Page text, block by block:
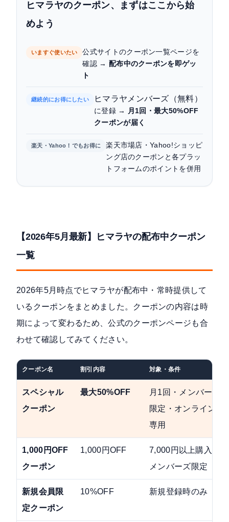
ヒマラヤのクーポン、まずはここから始
めよう
いますぐ使いたい
公式サイトのクーポン一覧ページを
確認 → 配布中のクーポンを即ゲッ
ト
継続的にお得にしたい ヒマラヤメンバーズ（無料）
に登録 →
月1回・最大50%OFF
クーポンが届く
楽天・Yahoo！でもお得に
楽天市場店・Yahoo!ショッピ
ング店のクーポンと各プラッ
トフォームのポイントを併用
【2026年5月最新】ヒマラヤの配布中クーポン
一覧
2026年5月時点でヒマラヤが配布中・常時提供して
いるクーポンをまとめました。クーポンの内容は時
期によって変わるため、公式のクーポンページ も合
わせて確認してみてください。
クーポン名 割引内容 対象・条件
スペシャル
クーポン
最大50%OFF
月1回・メンバーズ
限定・オンライン
専用
1,000円OFF
クーポン
1,000円OFF
7,000円以上購入・
メンバーズ限定
新規会員限
定クーポン
10%OFF 新規登録時のみ